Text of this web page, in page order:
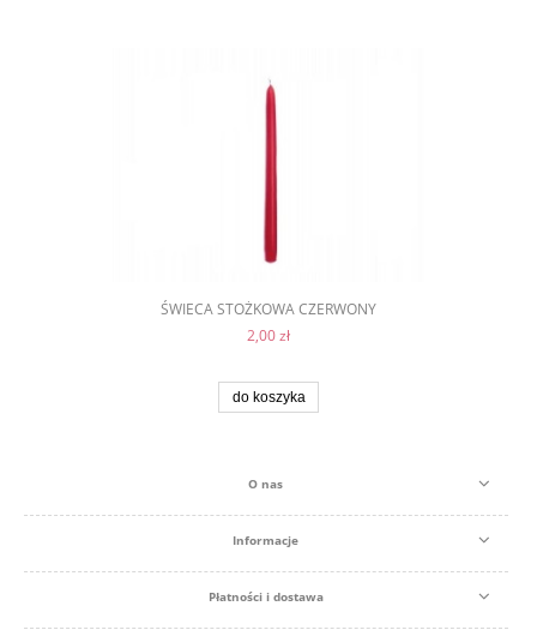
ŚWIECA STOŻKOWA CZERWONY
2,00 zł
do koszyka
O nas
Informacje
Płatności i dostawa